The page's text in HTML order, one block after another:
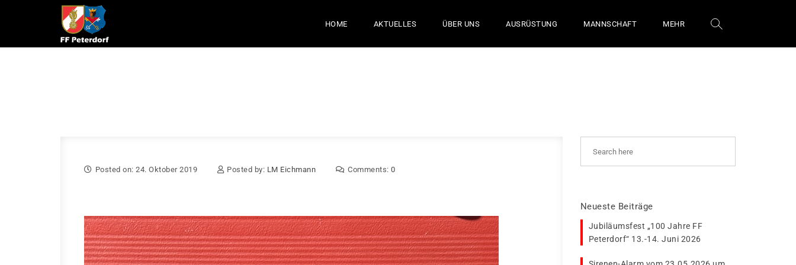
HOME
AKTUELLES ÜBER UNS AUSRÜSTUNG MANNSCHAFT MEHR
Posted on: 24. Oktober 2019 Posted by: LM Eichmann Comments: 0
Neueste Beiträge
Jubiläumsfest „100 Jahre FF
Peterdorf“ 13.-14. Juni 2026